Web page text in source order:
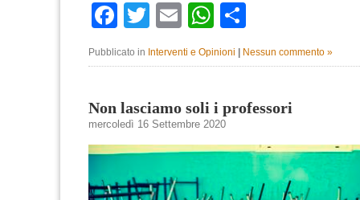
Facebook
TwitterEmailWhatsApp
Pubblicato in Interventi e Opinioni Nessun commento »
Non lasciamo soli i professori
mercoledì 16 Settembre 2020